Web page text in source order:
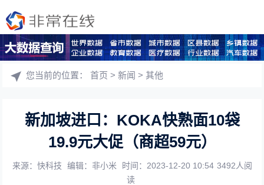
您当前的位置：首页 >新闻 >其他
新加坡进口：KOKA快熟面10袋
19.9元大促（商超59元）
来源：快科技 编辑：非小米 时间：2023-12-20 10:54 3492人阅
读